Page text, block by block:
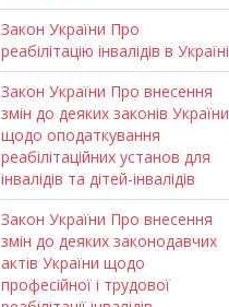
Закон України Про
реабілітацію інвалідів в Україні
Закон України Про внесення
змін до деяких законів України
щодо оподаткування
реабілітаційних установ для
інвалідів та дітей-інвалідів
Закон України Про внесення
змін до деяких законодавчих
актів України щодо
професійної і трудової